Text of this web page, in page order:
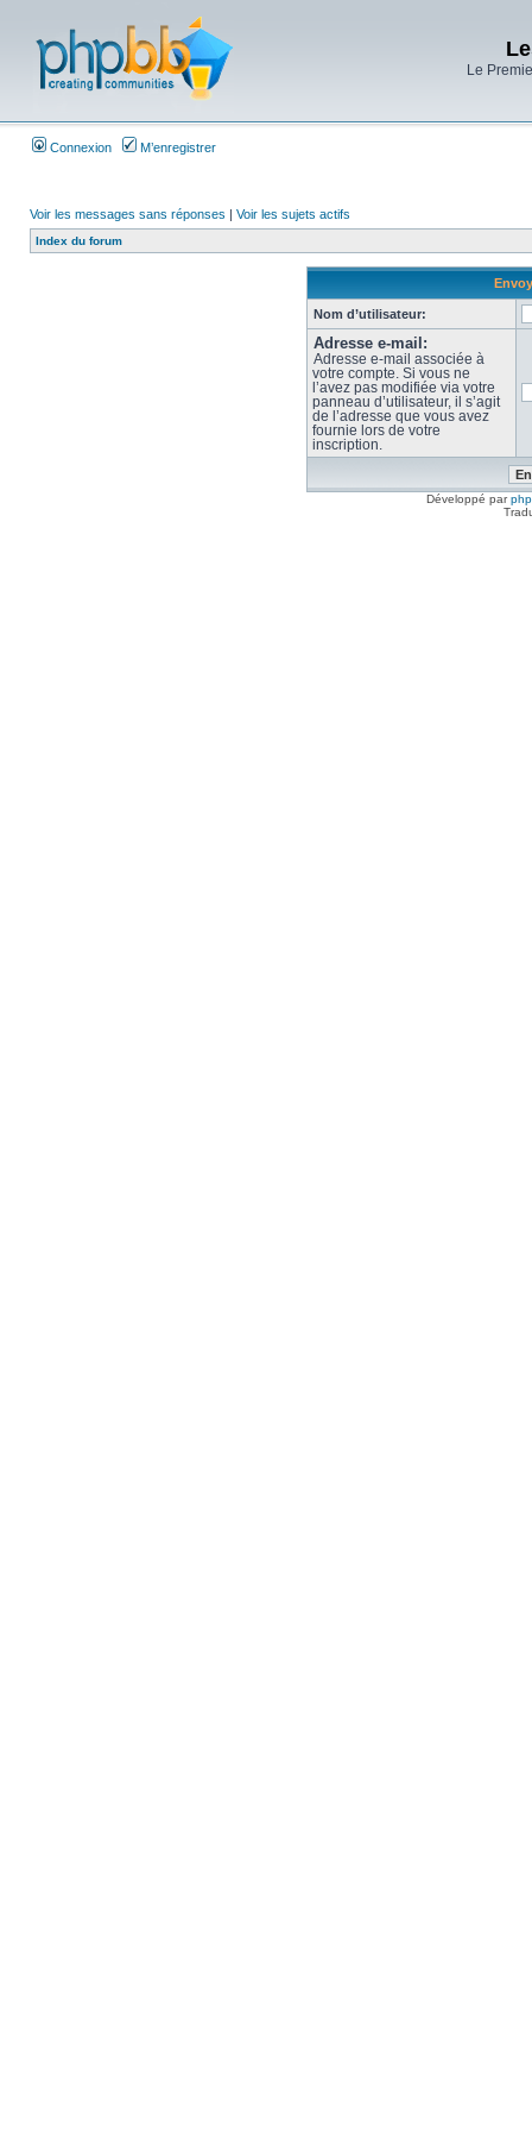
Le
Connexion M’enregistrer
Voir les messages sans réponses | Voir les sujets actifs
Index du forum
Nom d’utilisateur:
Adresse e-mail:
Adresse e-mail associée à
votre compte. Si vous ne
l’avez pas modifiée via votre
panneau d’utilisateur, il s’agit
de l’adresse que vous avez
fournie lors de votre
inscription.
Développé par